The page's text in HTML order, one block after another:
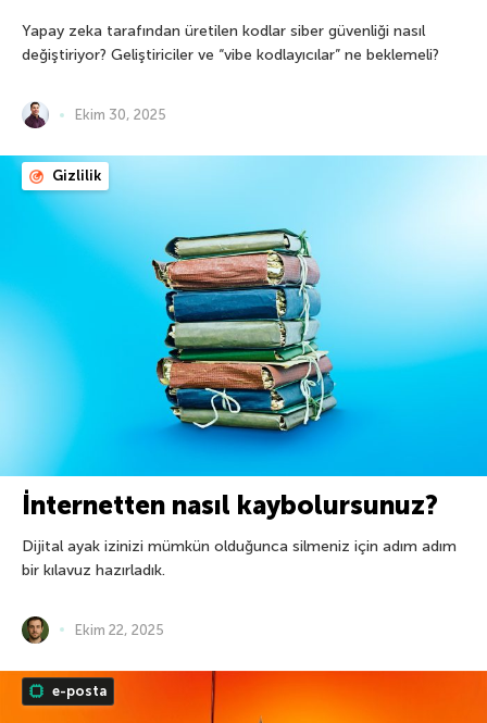
Yapay zeka tarafından üretilen kodlar siber güvenliği nasıl
değiştiriyor? Geliştiriciler ve “vibe kodlayıcılar” ne beklemeli?
Ekim 30, 2025
Gizlilik
İnternetten nasıl kaybolursunuz?
Dijital ayak izinizi mümkün olduğunca silmeniz için adım adım
bir kılavuz hazırladık.
Ekim 22, 2025
e-posta